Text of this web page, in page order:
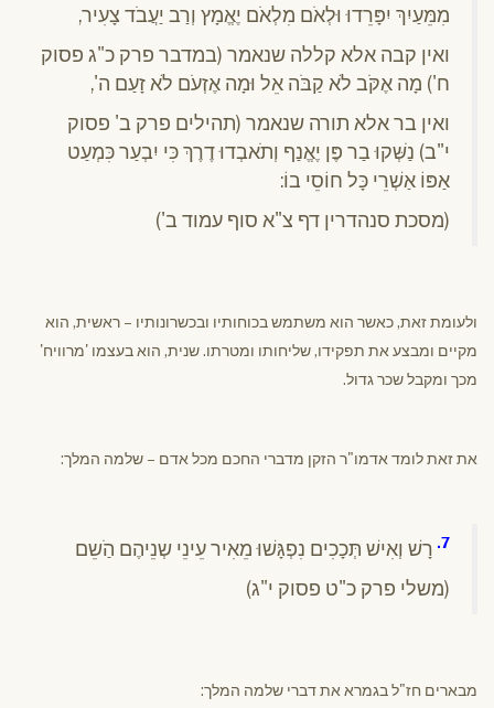
מִמֵּעַיִךְ יִפָּרֵדוּ וּלְאֹם מִלְאֹם יֶאֱמָץ וְרַב יַעֲבֹד צָעִיר,
ואין קבה אלא קללה שנאמר (במדבר פרק כ"ג פסוק
ח') מָה אֶקֹּב לֹא קַבֹּה אֵל וּמָה אֶזְעֹם לֹא זָעַם ה',
ואין בר אלא תורה שנאמר (תהילים פרק ב' פסוק
י"ב) נַשְּׁקוּ בַר פֶּן יֶאֱנַף וְתֹאבְדוּ דֶרֶךְ כִּי יִבְעַר כִּמְעַט
אַפּוֹ אַשְׁרֵי כָּל חוֹסֵי בוֹ:
(מסכת סנהדרין דף צ"א סוף עמוד ב')
ולעומת זאת, כאשר הוא משתמש בכוחותיו ובכשרונותיו – ראשית, הוא
מקיים ומבצע את תפקידו, שליחותו ומטרתו. שנית, הוא בעצמו 'מרוויח'
מכך ומקבל שכר גדול.
את זאת לומד אדמו"ר הזקן מדברי החכם מכל אדם – שלמה המלך:
7. רָשׁ וְאִישׁ תְּכָכִים נִפְגָּשׁוּ מֵאִיר עֵינֵי שְנֵיהֶם הַֹשֵם
(משלי פרק כ"ט פסוק י"ג)
מבארים חז"ל בגמרא את דברי שלמה המלך: